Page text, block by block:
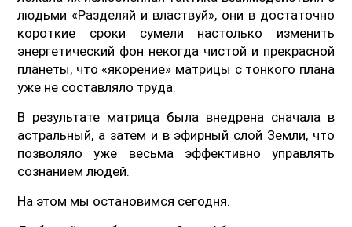
людьми «Разделяй и властвуй», они в достаточно
короткие сроки сумели настолько изменить
энергетический фон некогда чистой и прекрасной
планеты, что «якорение» матрицы с тонкого плана
уже не составляло труда.
В результате матрица была внедрена сначала в
астральный, а затем и в эфирный слой Земли, что
позволяло уже весьма эффективно управлять
сознанием людей.
На этом мы остановимся сегодня.